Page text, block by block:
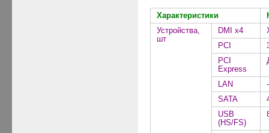
Характеристики
Устройства,
шт
DMI x4
PCI
PCI
Express
LAN
-
SATA
USB
(HS/FS)